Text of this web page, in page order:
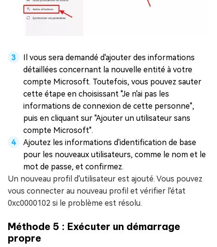
Il vous sera demandé d'ajouter des informations
détaillées concernant la nouvelle entité à votre
compte Microsoft. Toutefois, vous pouvez sauter
cette étape en choisissant "Je n'ai pas les
informations de connexion de cette personne",
puis en cliquant sur "Ajouter un utilisateur sans
compte Microsoft".
Ajoutez les informations d'identification de base
pour les nouveaux utilisateurs, comme le nom et le
mot de passe, et confirmez.
Un nouveau profil d'utilisateur est ajouté. Vous pouvez
vous connecter au nouveau profil et vérifier l'état
0xc0000102 si le problème est résolu.
Méthode 5 : Exécuter un démarrage
propre